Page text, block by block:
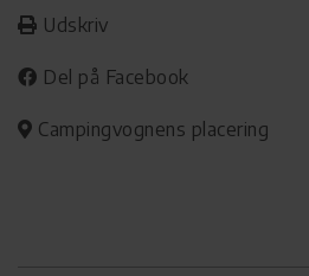
Udskriv
Del på Facebook
Campingvognens placering